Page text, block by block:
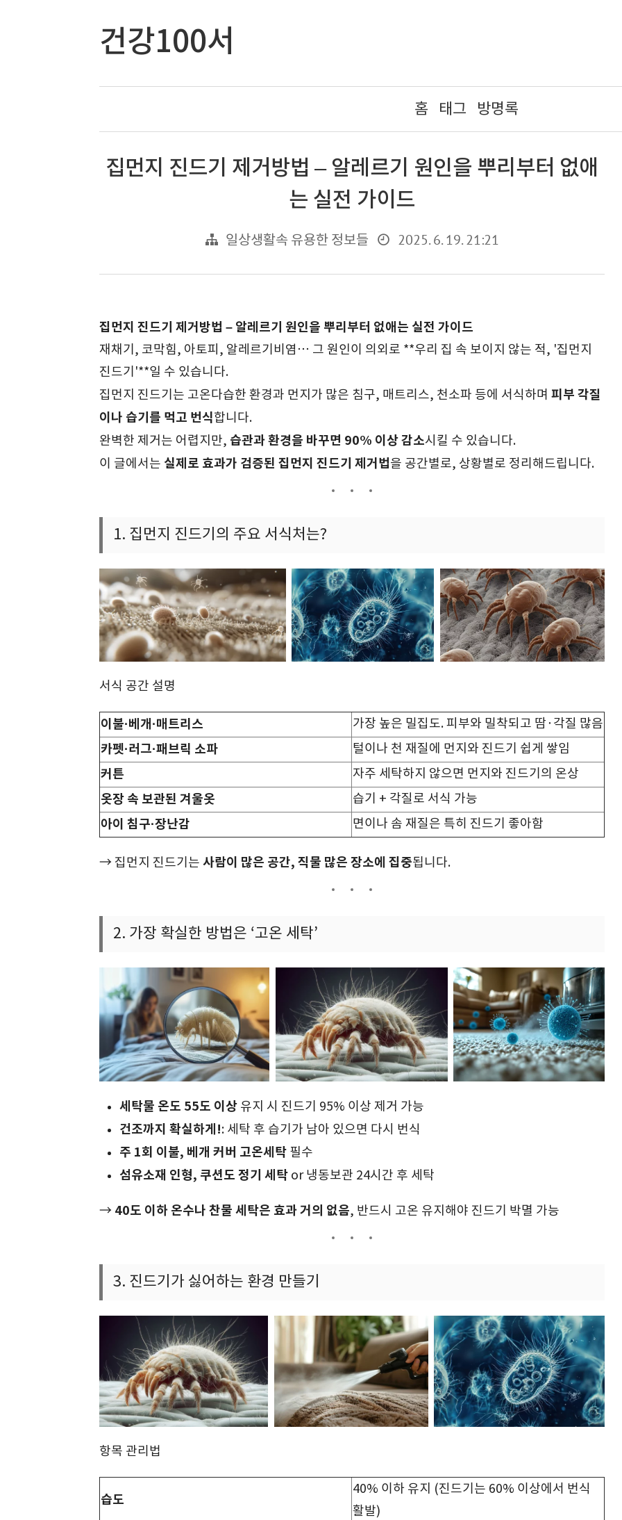
건강100서
홈 태그 방명록
집먼지 진드기 제거방법 – 알레르기 원인을 뿌리부터 없애
는 실전 가이드
일상생활속 유용한 정보들 2025. 6. 19. 21:21
집먼지 진드기 제거방법 – 알레르기 원인을 뿌리부터 없애는 실전 가이드
재채기, 코막힘, 아토피, 알레르기비염… 그 원인이 의외로 **우리 집 속 보이지 않는 적, '집먼지
진드기'**일 수 있습니다.
집먼지 진드기는 고온다습한 환경과 먼지가 많은 침구, 매트리스, 천소파 등에 서식하며 피부 각질
이나 습기를 먹고 번식합니다.
완벽한 제거는 어렵지만, 습관과 환경을 바꾸면 90% 이상 감소시킬 수 있습니다.
이 글에서는 실제로 효과가 검증된 집먼지 진드기 제거법을 공간별로, 상황별로 정리해드립니다.
1. 집먼지 진드기의 주요 서식처는?
서식 공간 설명
이불·베개·매트리스 가장 높은 밀집도. 피부와 밀착되고 땀·각질 많음
카펫·러그·패브릭 소파 털이나 천 재질에 먼지와 진드기 쉽게 쌓임
커튼 자주 세탁하지 않으면 먼지와 진드기의 온상
옷장 속 보관된 겨울옷 습기 + 각질로 서식 가능
아이 침구·장난감 면이나 솜 재질은 특히 진드기 좋아함
→ 집먼지 진드기는 사람이 많은 공간, 직물 많은 장소에 집중됩니다.
2. 가장 확실한 방법은 ‘고온 세탁’
세탁물 온도 55도 이상유지 시 진드기 95% 이상 제거 가능
건조까지 확실하게!: 세탁 후 습기가 남아 있으면 다시 번식
주 1회 이불, 베개 커버 고온세탁필수
섬유소재 인형, 쿠션도 정기 세탁or 냉동보관 24시간 후 세탁
→ 40도 이하 온수나 찬물 세탁은 효과 거의 없음, 반드시 고온 유지해야 진드기 박멸 가능
3. 진드기가 싫어하는 환경 만들기
항목 관리법
습도
40% 이하 유지 (진드기는 60% 이상에서 번식
활발)